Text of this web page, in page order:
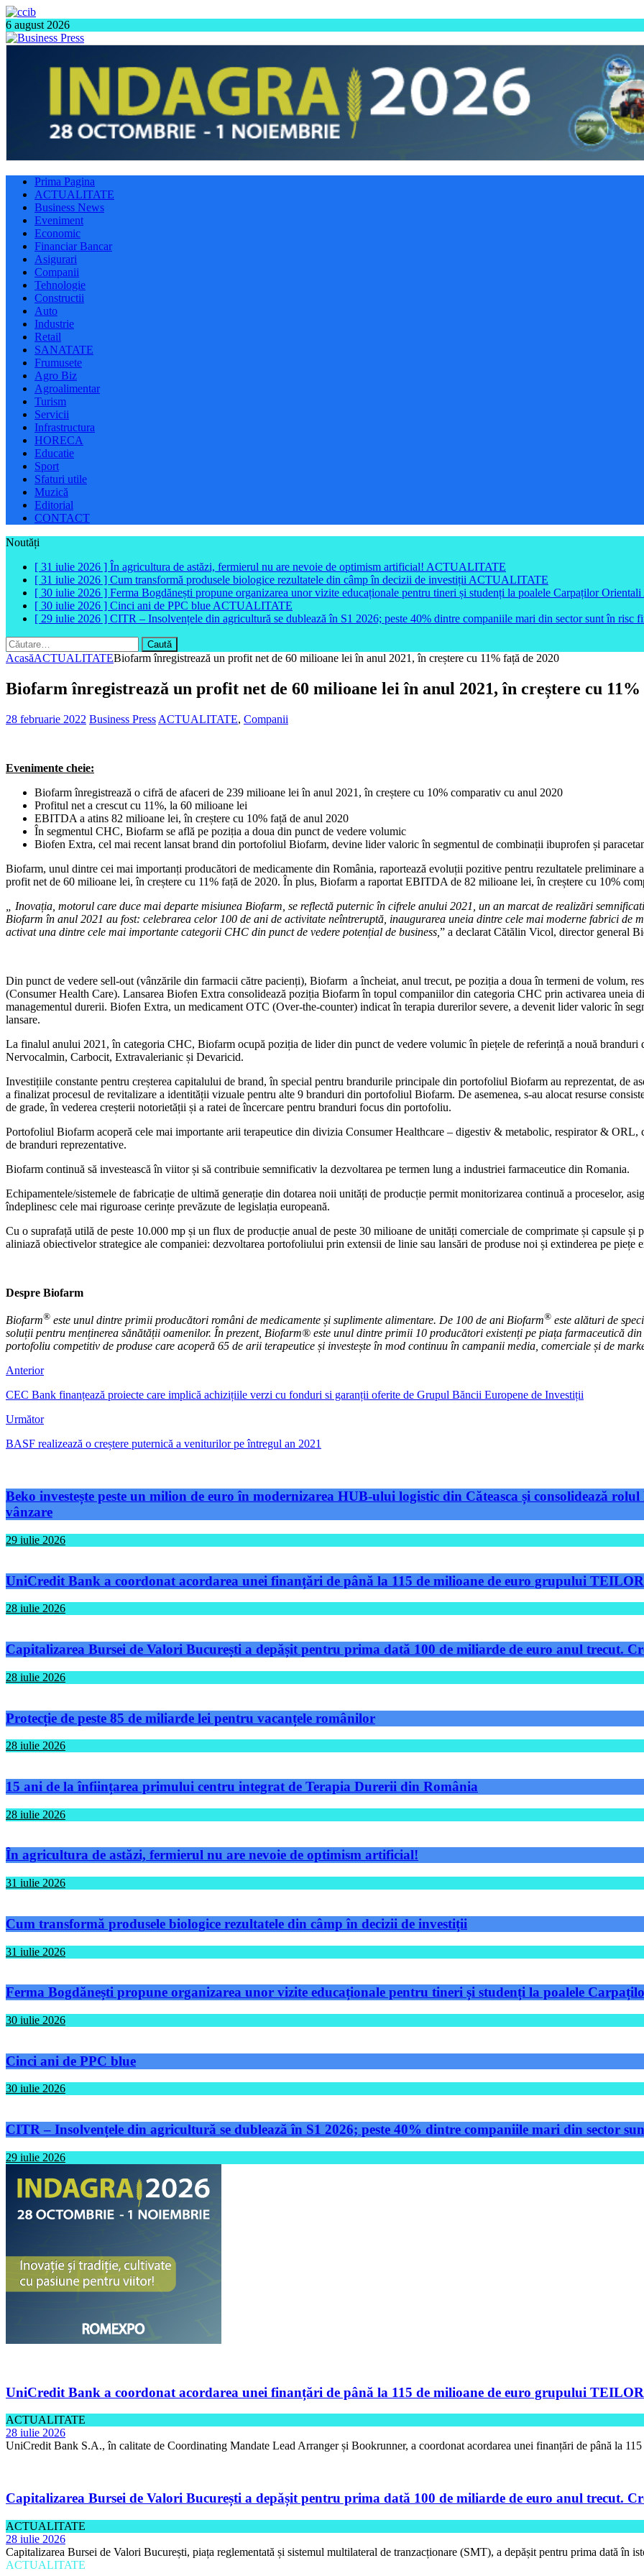
6 august 2026
Prima Pagina
ACTUALITATE
Business News
Eveniment
Economic
Financiar Bancar
Asigurari
Companii
Tehnologie
Constructii
Auto
Industrie
Retail
SANATATE
Frumusete
Agro Biz
Agroalimentar
Turism
Servicii
Infrastructura
HORECA
Educatie
Sport
Sfaturi utile
Muzică
Editorial
CONTACT
Noutăți
[ 31 iulie 2026 ] În agricultura de astăzi, fermierul nu are nevoie de optimism artificial! ACTUALITATE
[ 31 iulie 2026 ] Cum transformă produsele biologice rezultatele din câmp în decizii de investiții ACTUALITATE
[ 30 iulie 2026 ] Ferma Bogdănești propune organizarea unor vizite educaționale pentru tineri și studenți la poalele Carpaților Orientali
[ 30 iulie 2026 ] Cinci ani de PPC blue ACTUALITATE
[ 29 iulie 2026 ] CITR – Insolvențele din agricultură se dublează în S1 2026; peste 40% dintre companiile mari din sector sunt în risc
Caută
după:
AcasăACTUALITATEBiofarm înregistrează un profit net de 60 milioane lei în anul 2021, în creștere cu 11% față de 2020
Biofarm înregistrează un profit net de 60 milioane lei în anul 2021, în creștere cu 11%
28 februarie 2022 Business Press ACTUALITATE, Companii
Evenimente cheie:
Biofarm înregistrează o cifră de afaceri de 239 milioane lei în anul 2021, în creștere cu 10% comparativ cu anul 2020
Profitul net a crescut cu 11%, la 60 milioane lei
EBITDA a atins 82 milioane lei, în creștere cu 10% față de anul 2020
În segmentul CHC, Biofarm se află pe poziția a doua din punct de vedere volumic
Biofen Extra, cel mai recent lansat brand din portofoliul Biofarm, devine lider valoric în segmentul de combinații ibuprofen și
Biofarm, unul dintre cei mai importanți producători de medicamente din România, raportează evoluții pozitive pentru rezultatele
profit net de 60 milioane lei, în creștere cu 11% față de 2020. În plus, Biofarm a raportat EBITDA de 82 milioane lei, în creștere cu 10%
„ Inovația, motorul care duce mai departe misiunea Biofarm, se reflectă puternic în cifrele anului 2021, un an marcat de realizări
Biofarm în anul 2021 au fost: celebrarea celor 100 de ani de activitate neîntreruptă, inaugurarea uneia dintre cele mai moderne fabrici de
activat una dintre cele mai importante categorii CHC din punct de vedere potențial de business, ” a declarat Cătălin Vicol, director general
Din punct de vedere sell-out (vânzările din farmacii către pacienți), Biofarm a încheiat, anul trecut, pe poziția a doua în termeni de volum,
(Consumer Health Care). Lansarea Biofen Extra consolidează poziția Biofarm în topul companiilor din categoria CHC prin activarea uneia
managementul durerii. Biofen Extra, un medicament OTC (Over-the-counter) indicat în terapia durerilor severe, a devenit lider valoric în
lansare.
La finalul anului 2021, în categoria CHC, Biofarm ocupă poziția de lider din punct de vedere volumic în piețele de referință a nouă
Nervocalmin, Carbocit, Extravalerianic și Devaricid.
Investițiile constante pentru creșterea capitalului de brand, în special pentru brandurile principale din portofoliul Biofarm au reprezentat, de
a finalizat procesul de revitalizare a identității vizuale pentru alte 9 branduri din portofoliul Biofarm. De asemenea, s-au alocat resurse
de grade, în vederea creșterii notorietății și a ratei de încercare pentru branduri focus din portofoliu.
Portofoliul Biofarm acoperă cele mai importante arii terapeutice din divizia Consumer Healthcare – digestiv & metabolic, respirator &
de branduri reprezentative.
Biofarm continuă să investească în viitor și să contribuie semnificativ la dezvoltarea pe termen lung a industriei farmaceutice din Romania.
Echipamentele/sistemele de fabricație de ultimă generație din dotarea noii unități de producție permit monitorizarea continuă a proceselor,
îndeplinesc cele mai riguroase cerințe prevăzute de legislația europeană.
Cu o suprafață utilă de peste 10.000 mp și un flux de producție anual de peste 30 milioane de unități comerciale de comprimate și capsule
aliniază obiectivelor strategice ale companiei: dezvoltarea portofoliului prin extensii de linie sau lansări de produse noi și extinderea pe piețe
Despre Biofarm
Biofarm® este unul dintre primii producători români de medicamente și suplimente alimentare. De 100 de ani Biofarm® este alături de
soluții pentru menținerea sănătății oamenilor. În prezent, Biofarm® este unul dintre primii 10 producători existenți pe piața farmaceutică
portofoliu competitiv de produse care acoperă 65 de arii terapeutice și investește în mod continuu în campanii media, comerciale și de
Anterior
CEC Bank finanțează proiecte care implică achizițiile verzi cu fonduri si garanții oferite de Grupul Băncii Europene de Investiții
Următor
BASF realizează o creștere puternică a veniturilor pe întregul an 2021
Beko investește peste un milion de euro în modernizarea HUB-ului logistic din Căteasca și consolidează
vânzare
29 iulie 2026
UniCredit Bank a coordonat acordarea unei finanțări de până la 115 de milioane de euro grupului TEILOR
28 iulie 2026
Capitalizarea Bursei de Valori București a depășit pentru prima dată 100 de miliarde de euro anul trecut.
28 iulie 2026
Protecție de peste 85 de miliarde lei pentru vacanțele românilor
28 iulie 2026
15 ani de la înființarea primului centru integrat de Terapia Durerii din România
28 iulie 2026
În agricultura de astăzi, fermierul nu are nevoie de optimism artificial!
31 iulie 2026
Cum transformă produsele biologice rezultatele din câmp în decizii de investiții
31 iulie 2026
Ferma Bogdănești propune organizarea unor vizite educaționale pentru tineri și studenți la poalele
30 iulie 2026
Cinci ani de PPC blue
30 iulie 2026
CITR – Insolvențele din agricultură se dublează în S1 2026; peste 40% dintre companiile mari din sector
29 iulie 2026
UniCredit Bank a coordonat acordarea unei finanțări de până la 115 de milioane de euro grupului TEILOR
ACTUALITATE
28 iulie 2026
UniCredit Bank S.A., în calitate de Coordinating Mandate Lead Arranger și Bookrunner, a coordonat acordarea unei finanțări de până la 115
Capitalizarea Bursei de Valori București a depășit pentru prima dată 100 de miliarde de euro anul trecut.
ACTUALITATE
28 iulie 2026
Capitalizarea Bursei de Valori București, piața reglementată și sistemul multilateral de tranzacționare (SMT), a depășit pentru prima dată în
ACTUALITATE